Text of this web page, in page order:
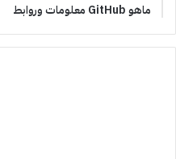
ماهو GitHub معلومات وروابط